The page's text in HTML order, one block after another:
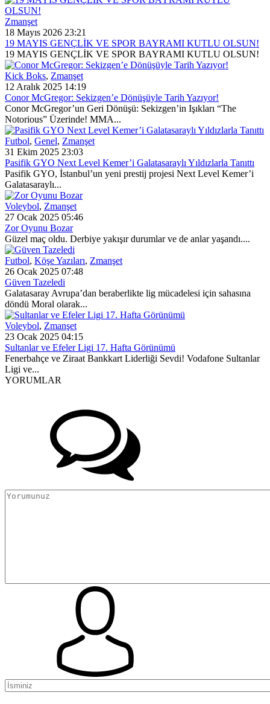
Zmanşet
18 Mayıs 2026 23:21
19 MAYIS GENÇLİK VE SPOR BAYRAMI KUTLU OLSUN!
19 MAYIS GENÇLİK VE SPOR BAYRAMI KUTLU OLSUN!
Kick Boks, Zmanşet
12 Aralık 2025 14:19
Conor McGregor: Sekizgen’e Dönüşüyle Tarih Yazıyor!
Conor McGregor’un Geri Dönüşü: Sekizgen’in Işıkları “The
Notorious” Üzerinde! MMA...
Futbol, Genel, Zmanşet
31 Ekim 2025 23:03
Pasifik GYO Next Level Kemer’i Galatasaraylı Yıldızlarla Tanıttı
Pasifik GYO, İstanbul’un yeni prestij projesi Next Level Kemer’i
Galatasaraylı...
Voleybol, Zmanşet
27 Ocak 2025 05:46
Zor Oyunu Bozar
Güzel maç oldu. Derbiye yakışır durumlar ve de anlar yaşandı....
Futbol, Köşe Yazıları, Zmanşet
26 Ocak 2025 07:48
Güven Tazeledi
Galatasaray Avrupa’dan beraberlikte lig mücadelesi için sahasına
döndü Moral olarak...
Voleybol, Zmanşet
23 Ocak 2025 04:15
Sultanlar ve Efeler Ligi 17. Hafta Görünümü
Fenerbahçe ve Ziraat Bankkart Liderliği Sevdi! Vodafone Sultanlar
Ligi ve...
YORUMLAR